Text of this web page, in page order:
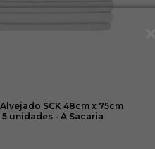
SCK 48cm x 75cm
unidades - A Sacaria